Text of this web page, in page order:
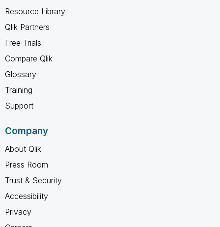
Resource Library
Qlik Partners
Free Trials
Compare Qlik
Glossary
Training
Support
Company
About Qlik
Press Room
Trust & Security
Accessibility
Privacy